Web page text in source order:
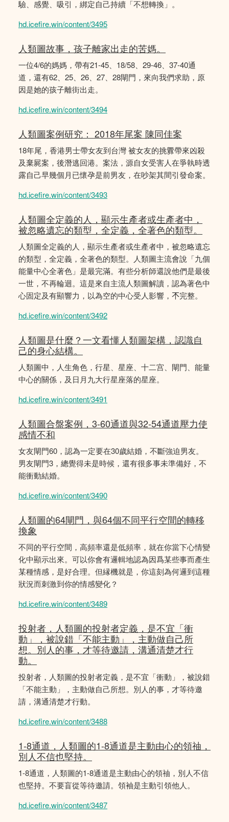
驗、感覺、吸引，綁定自己持續「不想轉換」。
hd.icefire.win/content/3495
人類圖故事，孩子離家出走的苦媽。
一位4/6的媽媽，帶有21-45、18/58、29-46、37-40通
道，還有62、25、26、27、28閘門，來向我們求助，原
因是她的孩子離街出走。
hd.icefire.win/content/3494
人類圖案例研究： 2018年尾案 陳同佳案
18年尾，香港男士帶女友到台灣 被女友的挑釁帶來凶殺
及棄屍案，後潛逃回港。案法，源自女受害人在爭執時透
露自己早幾個月已懷孕是前男友，在吵架其間引發命案。
hd.icefire.win/content/3493
人類圖全定義的人，顯示生產者或生產者中，
被忽略遺忘的類型，全定義，全著色的類型。
人類圖全定義的人，顯示生產者或生產者中，被忽略遺忘
的類型，全定義，全著色的類型。人類圖主流會說「九個
能量中心全著色」是最完滿。有些分析師還說他們是最後
一世，不再輪迴。這是來自主流人類圖解讀，認為著色中
心固定及有顯響力，以為空的中心受人影響，𣎴完整。
hd.icefire.win/content/3492
人類圖是什麼？一文看懂人類圖架構，認識自
己的身心結構。
人類圖中，人生角色，行星、星座、十二宫、閘門、能量
中心的關係，及日月九大行星座落的星座。
hd.icefire.win/content/3491
人類圖合盤案例，3-60通道與32-54通道壓力使
感情不和
女友閘門60，認為一定要在30歲結婚，不斷強迫男友。
男友閘門3，總覺得未是時候，還有很多事未準備好，不
能衝動結婚。
hd.icefire.win/content/3490
人類圖的64閘門，與64個不同平行空間的轉移
換象
不同的平行空間，高頻率還是低頻率，就在你當下心情變
化中顯示出來。可以你會有邏輯地認為因爲某些事而產生
某種情感，是好合理。但縁機就是，你這刻為何邏到這種
狀況而刺激到你的情感變化？
hd.icefire.win/content/3489
投射者，人類圖的投射者定義，是不宜「衝
動」，被說錯「不能主動」，主動做自己所
想。別人的事，才等待邀請，溝通清楚才行
動。
投射者，人類圖的投射者定義，是不宜「衝動」，被說錯
「不能主動」，主動做自己所想。別人的事，才等待邀
請，溝通清楚才行動。
hd.icefire.win/content/3488
1-8通道，人類圖的1-8通道是主動由心的領䄂，
別人不信也堅持。
1-8通道，人類圖的1-8通道是主動由心的領䄂，別人不信
也堅持。不要盲從等待邀請。領袖是主動引領他人。
hd.icefire.win/content/3487